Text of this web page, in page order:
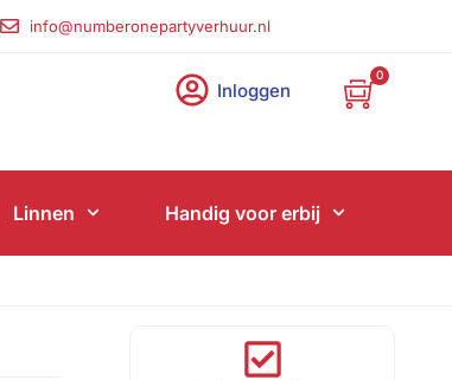
info@numberonepartyverhuur.nl
Inloggen
0
Linnen Handig voor erbij